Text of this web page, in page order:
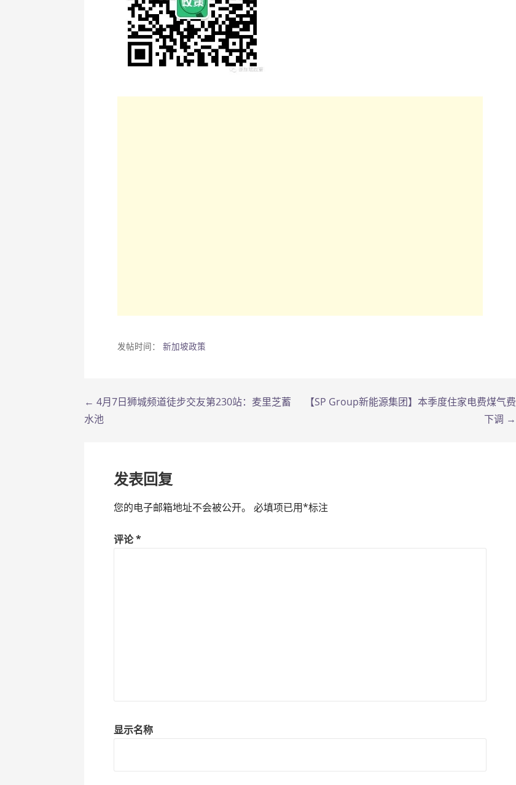
发帖时间：新加坡政策
文
← 4月7日狮城频道徒步交友第230站：麦里芝蓄
水池
【SP Group新能源集团】本季度住家电费煤气费
下调 →
发表回复
您的电子邮箱地址不会被公开。 必填项已用*标注
评论*
显示名称